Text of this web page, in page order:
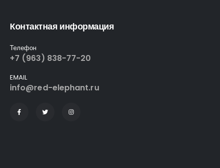
Контактная информация
Телефон
+7 (963) 838-77-20
EMAIL
info@red-elephant.ru